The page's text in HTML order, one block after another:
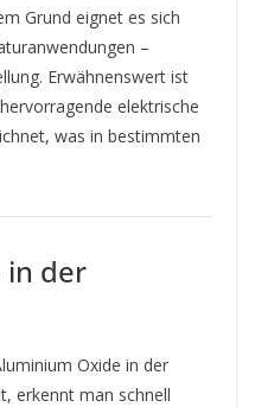
Grund eignet es sich
–
Erwähnenswert ist
elektrische
was in bestimmten
in der
Oxide in der
erkennt man schnell